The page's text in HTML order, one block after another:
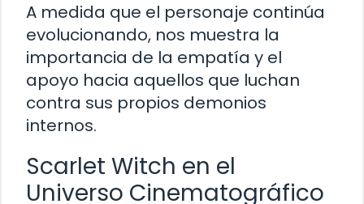
A medida que el personaje continúa
evolucionando, nos muestra la
importancia de la empatía y el
apoyo hacia aquellos que luchan
contra sus propios demonios
internos.
Scarlet Witch en el
Universo Cinematográfico